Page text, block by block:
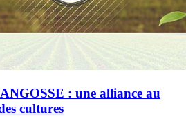
: une alliance au
cultures